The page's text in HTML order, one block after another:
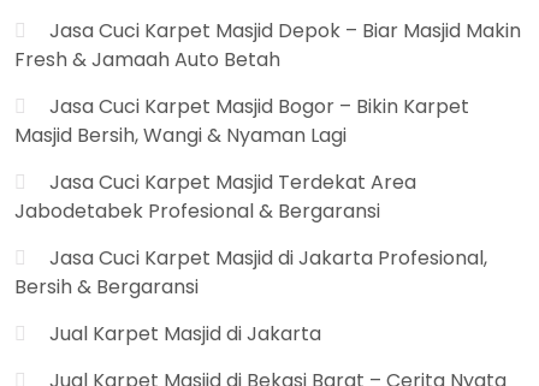
Jasa Cuci Karpet Masjid Depok – Biar Masjid Makin
Fresh & Jamaah Auto Betah
Jasa Cuci Karpet Masjid Bogor – Bikin Karpet
Masjid Bersih, Wangi & Nyaman Lagi
Jasa Cuci Karpet Masjid Terdekat Area
Jabodetabek Profesional & Bergaransi
Jasa Cuci Karpet Masjid di Jakarta Profesional,
Bersih & Bergaransi
Jual Karpet Masjid di Jakarta